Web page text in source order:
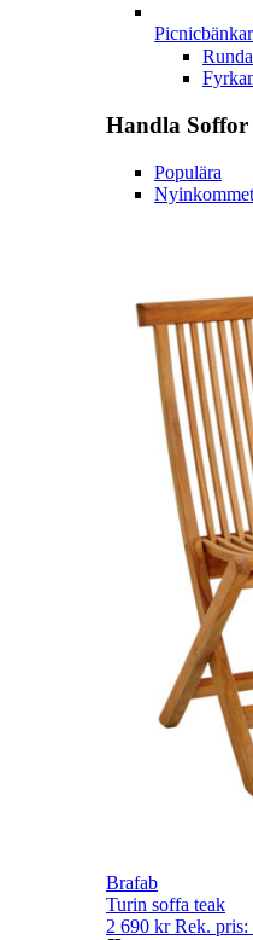
Picnicbänkar
Handla Soffor
Populära
Nyinkommet
Brafab
Turin soffa teak
2 690 kr Rek. pris: